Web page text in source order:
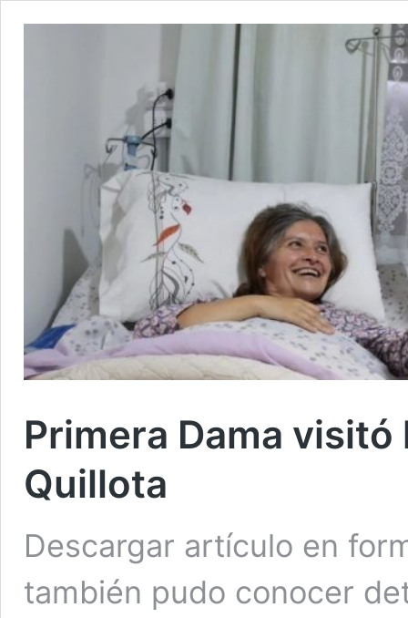
Primera Dama
Quillota
Descargar artículo en
también pudo conocer